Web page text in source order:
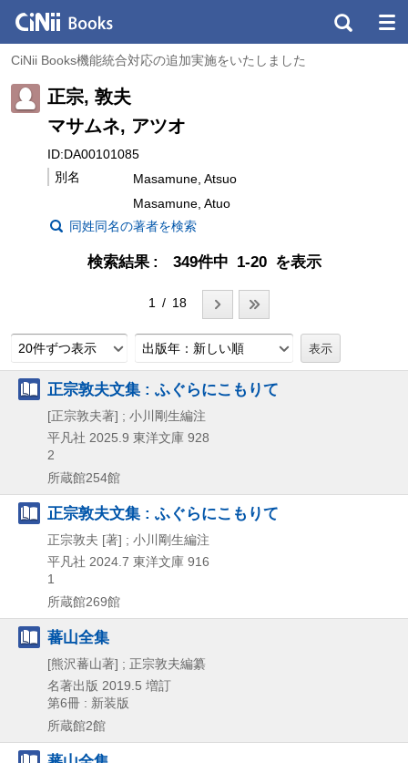
CiNii Books機能統合対応の追加実施をいたしました
正宗, 敦夫
マサムネ, アツオ
ID:DA00101085
別名
Masamune, Atsuo
Masamune, Atuo
同姓同名の著者を検索
検索結果 349件中 1-20 を表示
1 / 18
20件ずつ表示 出版年：新しい順
正宗敦夫文集 : ふぐらにこもりて
[正宗敦夫著] ; 小川剛生編注
平凡社 2025.9 東洋文庫 928
2
所蔵館254館
正宗敦夫文集 : ふぐらにこもりて
正宗敦夫 [著] ; 小川剛生編注
平凡社 2024.7 東洋文庫 916
1
所蔵館269館
蕃山全集
[熊沢蕃山著] ; 正宗敦夫編纂
名著出版 2019.5 増訂
第6冊 : 新装版
所蔵館2館